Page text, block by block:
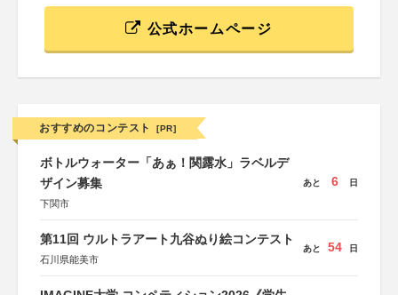
公式ホームページ
おすすめのコンテスト [PR]
ボトルウォーター「あぁ！関露水」ラベルデ
ザイン募集
下関市
あと 6 日
第11回 ウルトラアート九谷ぬり絵コンテスト
石川県能美市
あと 54 日